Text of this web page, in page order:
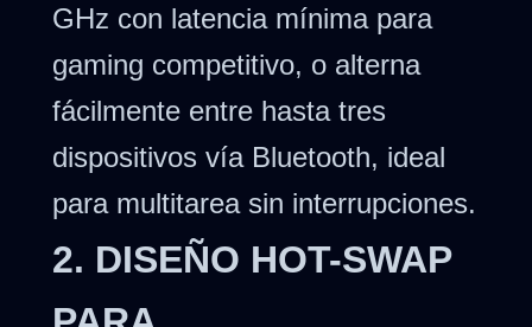
GHz con latencia mínima para
gaming competitivo, o alterna
fácilmente entre hasta tres
dispositivos vía Bluetooth, ideal
para multitarea sin interrupciones.
2. DISEÑO HOT-SWAP